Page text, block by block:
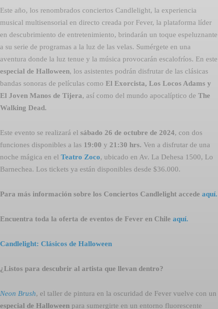
Este año, los renombrados conciertos Candlelight, la experiencia
musical multisensorial en directo creada por Fever, la plataforma líder
en descubrimiento de entretenimiento, brindarán un toque espeluznante
a su serie de programas a la luz de las velas. Sumérgete en una
aventura donde la luz tenue y la música provocarán escalofríos. En este
especial de Halloween, los asistentes podrán disfrutar de las clásicas
bandas sonoras de películas como El Exorcista, Los Locos Adams y
El Joven Manos de Tijera, así como del mundo apocalíptico de The
Walking Dead.
Este evento se realizará el sábado 26 de octubre de 2024, con dos
funciones disponibles a las 19:00 y 21:30 hrs. Ven a disfrutar de una
noche mágica en el Teatro Zoco, ubicado en Av. La Dehesa 1500, Lo
Barnechea. Los tickets ya están disponibles desde $36.000.
Para más información sobre los Conciertos Candlelight accede aquí.
Encuentra toda la oferta de eventos de Fever en Chile aquí.
Candlelight: Clásicos de Halloween
¿Listos para descubrir al artista que llevan dentro?
Neon Brush, el taller de pintura en la oscuridad de Fever vuelve con un
especial de Halloween para sumergirte en un entorno fluorescente